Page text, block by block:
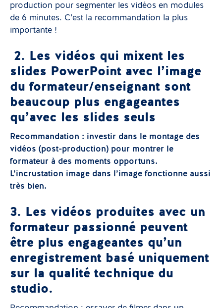
production pour segmenter les vidéos en modules
de 6 minutes. C’est la recommandation la plus
importante !
2. Les vidéos qui mixent les
slides PowerPoint avec l’image
du formateur/enseignant sont
beaucoup plus engageantes
qu’avec les slides seuls
Recommandation : investir dans le montage des
vidéos (post-production) pour montrer le
formateur à des moments opportuns.
L’incrustation image dans l’image fonctionne aussi
très bien.
3. Les vidéos produites avec un
formateur passionné peuvent
être plus engageantes qu’un
enregistrement basé uniquement
sur la qualité technique du
studio.